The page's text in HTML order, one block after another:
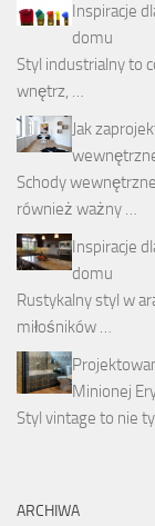
Inspiracje
domu
Styl industrialny to
wnętrz, …
Jak
Schody
również ważny …
Inspiracje
domu
Rustykalny styl w
miłośników …
Minionej
Styl vintage to nie
ARCHIWA